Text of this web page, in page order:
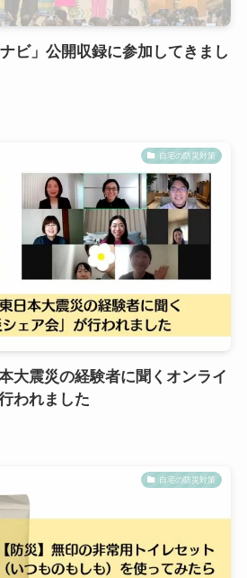
ビ」公開収録に参加してきまし
自宅の防災対策
大震災の経験者に聞くオンライ
われました
自宅の防災対策